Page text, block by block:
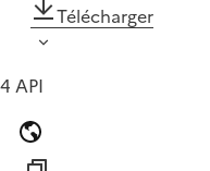
Télécharger
4 API